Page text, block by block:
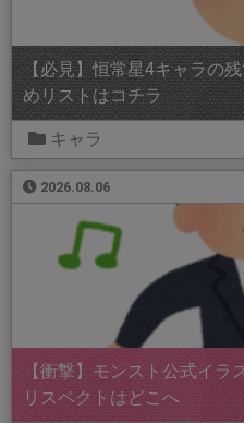
【必見】恒常星4キャラの
めリストはコチラ
キャラ
2026.08.06
【衝撃】モンスト公式イラ
リスペクトはどこへ